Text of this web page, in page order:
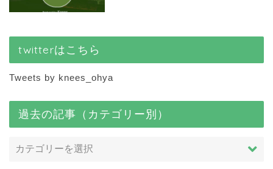
twitterはこちら
Tweets by knees_ohya
過去の記事（カテゴリー別）